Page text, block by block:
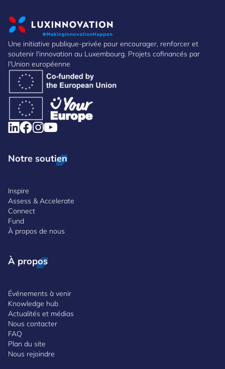
Une initiative publique-privée pour encourager, renforcer et
soutenir l'innovation au Luxembourg. Projets cofinancés par
l'Union européenne
Notre soutien
Inspire
Assess & Accelerate
Connect
Fund
À propos de nous
À propos
Événements à venir
Knowledge hub
Actualités et médias
Nous contacter
FAQ
Plan du site
Nous rejoindre